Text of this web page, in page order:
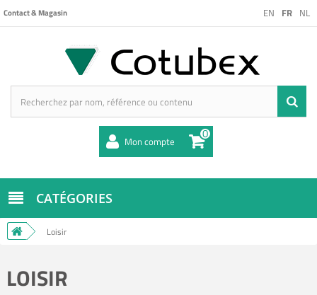
EN FR NL
Contact & Magasin
Mon compte 0
CATÉGORIES
Loisir
LOISIR